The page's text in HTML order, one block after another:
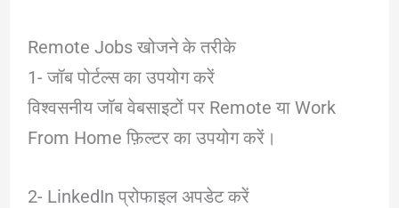
Remote Jobs खोजने के तरीके
1- जॉब पोर्टल्स का उपयोग करें
विश्वसनीय जॉब वेबसाइटों पर Remote या Work
From Home फ़िल्टर का उपयोग करें।
2- LinkedIn प्रोफाइल अपडेट करें